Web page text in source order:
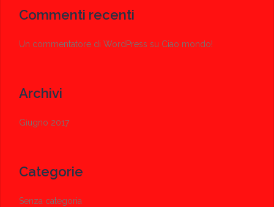
Commenti recenti
Un commentatore di WordPress su Ciao mondo!
Archivi
Giugno 2017
Categorie
Senza categoria